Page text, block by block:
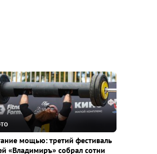
мощью: третий фестиваль
«Владимиръ» собрал сотни